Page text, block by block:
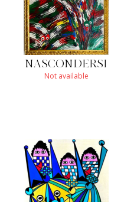
NASCONDERSI
Not available